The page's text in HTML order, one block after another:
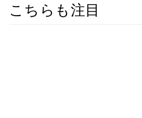
こちらも注目